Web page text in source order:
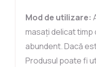
Mod de utilizare:
masați delicat timp
abundent. Dacă
Produsul poate fi